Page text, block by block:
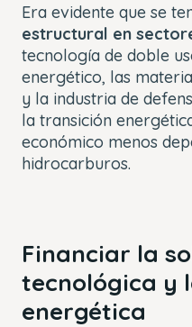
Era evidente que se
estructural en
tecnología de doble
energético, las
y la industria de
la transición
económico menos
hidrocarburos.
Financiar la
tecnológica y
energética